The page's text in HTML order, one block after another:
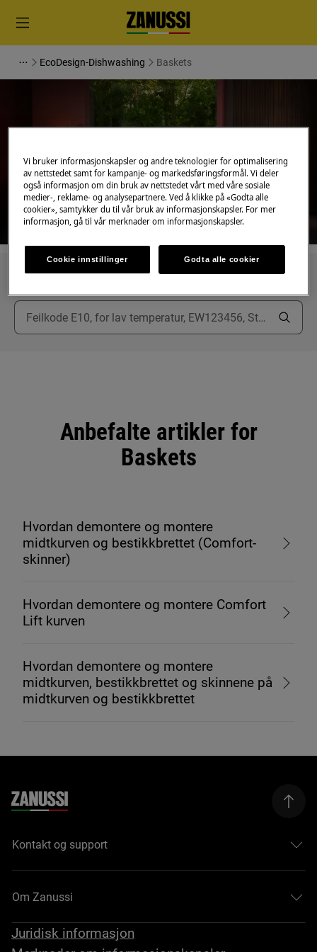
EcoDesign-Dishwashing Baskets
Støtte for Baskets
Søk blant våre støtteartikler
Anbefalte artikler for
Baskets
Hvordan demontere og montere
midtkurven og bestikkbrettet (Comfort-
skinner)
Hvordan demontere og montere Comfort
Lift kurven
Hvordan demontere og montere
midtkurven, bestikkbrettet og skinnene på
midtkurven og bestikkbrettet
Kontakt og support
Om Zanussi
Juridisk informasjon
Vi bruker informasjonskapsler og andre teknologier for optimalisering
av nettstedet samt for kampanje- og markedsføringsformål. Vi deler
også informasjon om din bruk av nettstedet vårt med våre sosiale
medier-, reklame- og analysepartnere. Ved å klikke på «Godta alle
cookier», samtykker du til vår bruk av informasjonskapsler. For mer
informasjon, gå til vår merknader om informasjonskapsler.
Cookie innstillinger Godta alle cookier